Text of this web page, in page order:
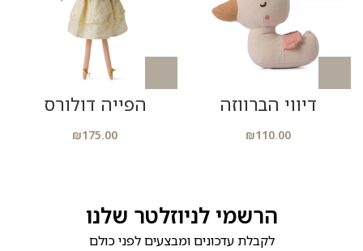
דיווי הברווזה
₪110.00
הפייה דולורס
₪175.00
הרשמי לניוזלטר שלנו
לקבלת עדכונים ומבצעים לפני כולם